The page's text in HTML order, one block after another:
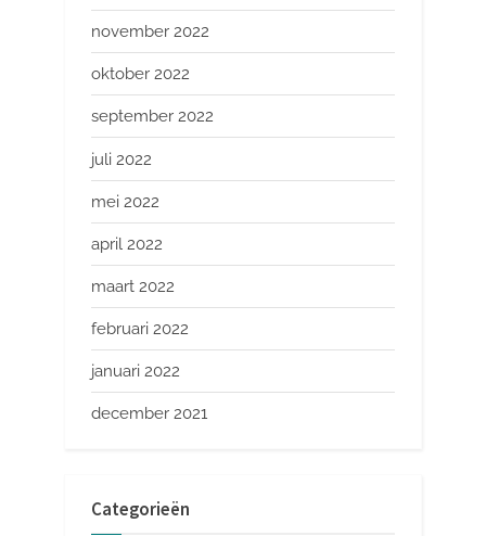
november 2022
oktober 2022
september 2022
juli 2022
mei 2022
april 2022
maart 2022
februari 2022
januari 2022
december 2021
Categorieën